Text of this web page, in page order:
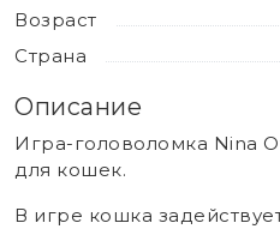
Возраст
Страна
Описание
Игра-головоломка Nina
для кошек.
В игре кошка